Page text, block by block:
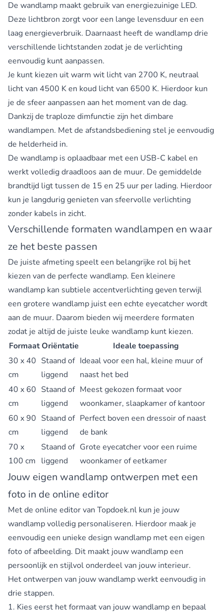
De wandlamp maakt gebruik van energiezuinige LED.
Deze lichtbron zorgt voor een lange levensduur en een
laag energieverbruik. Daarnaast heeft de wandlamp drie
verschillende lichtstanden zodat je de verlichting
eenvoudig kunt aanpassen.
Je kunt kiezen uit warm wit licht van 2700 K, neutraal
licht van 4500 K en koud licht van 6500 K. Hierdoor kun
je de sfeer aanpassen aan het moment van de dag.
Dankzij de traploze dimfunctie zijn het dimbare
wandlampen. Met de afstandsbediening stel je eenvoudig
de helderheid in.
De wandlamp is oplaadbaar met een USB-C kabel en
werkt volledig draadloos aan de muur. De gemiddelde
brandtijd ligt tussen de 15 en 25 uur per lading. Hierdoor
kun je langdurig genieten van sfeervolle verlichting
zonder kabels in zicht.
Verschillende formaten wandlampen en waar
ze het beste passen
De juiste afmeting speelt een belangrijke rol bij het
kiezen van de perfecte wandlamp. Een kleinere
wandlamp kan subtiele accentverlichting geven terwijl
een grotere wandlamp juist een echte eyecatcher wordt
aan de muur. Daarom bieden wij meerdere formaten
zodat je altijd de juiste leuke wandlamp kunt kiezen.
Formaat Oriëntatie
Ideale toepassing
30 x 40
cm
Staand of
liggend
Ideaal voor een hal, kleine muur of
naast het bed
40 x 60
cm
Staand of
liggend
Meest gekozen formaat voor
woonkamer, slaapkamer of kantoor
60 x 90
cm
Staand of
liggend
Perfect boven een dressoir of naast
de bank
70 x
100 cm
Staand of
liggend
Grote eyecatcher voor een ruime
woonkamer of eetkamer
Jouw eigen wandlamp ontwerpen met een
foto in de online editor
Met de online editor van Topdoek.nl kun je jouw
wandlamp volledig personaliseren. Hierdoor maak je
eenvoudig een unieke design wandlamp met een eigen
fotoof afbeelding. Dit maakt jouw wandlamp een
persoonlijk en stijlvol onderdeel van jouw interieur.
Het ontwerpen van jouw wandlamp werkt eenvoudig in
drie stappen.
1. Kies eerst het formaat van jouw wandlamp en bepaal